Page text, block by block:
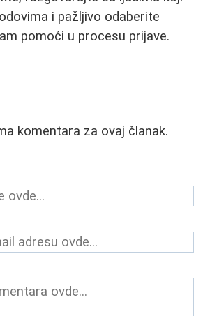
i pažljivo odaberite
pomoći u procesu prijave.
komentara za ovaj članak.